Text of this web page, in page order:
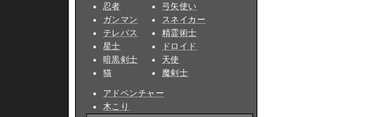
忍者
ガンマン
テレパス
星士
暗黒剣士
猫
弓矢使い
スネイカー
精霊術士
ドロイド
天使
魔剣士
アドベンチャー
木こり